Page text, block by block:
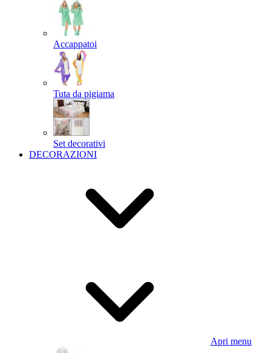
Accappatoi
Tuta da pigiama
Set decorativi
DECORAZIONI
Apri menu